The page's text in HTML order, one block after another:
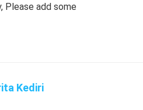
Please add some
Kediri